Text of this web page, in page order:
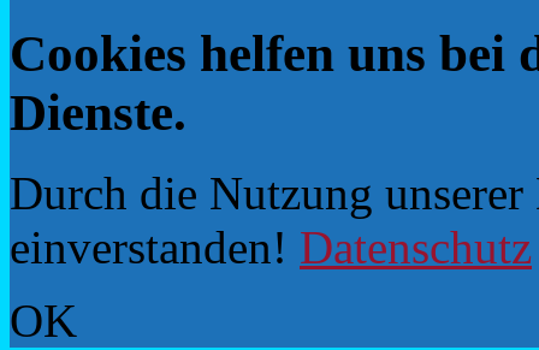
Cookies helfen uns bei
Dienste.
Durch die Nutzung
einverstanden! Datenschutz
OK